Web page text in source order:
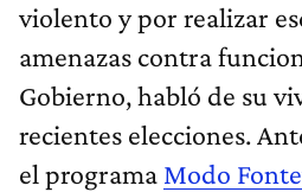
violento y por realizar
amenazas contra
Gobierno, habló de su
recientes elecciones.
el programa Modo